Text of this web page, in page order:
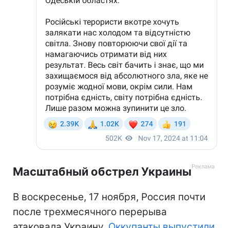
Масштабный обстрел Украины
В воскресенье, 17 ноября, Россия почти
после трехмесячного перерыва